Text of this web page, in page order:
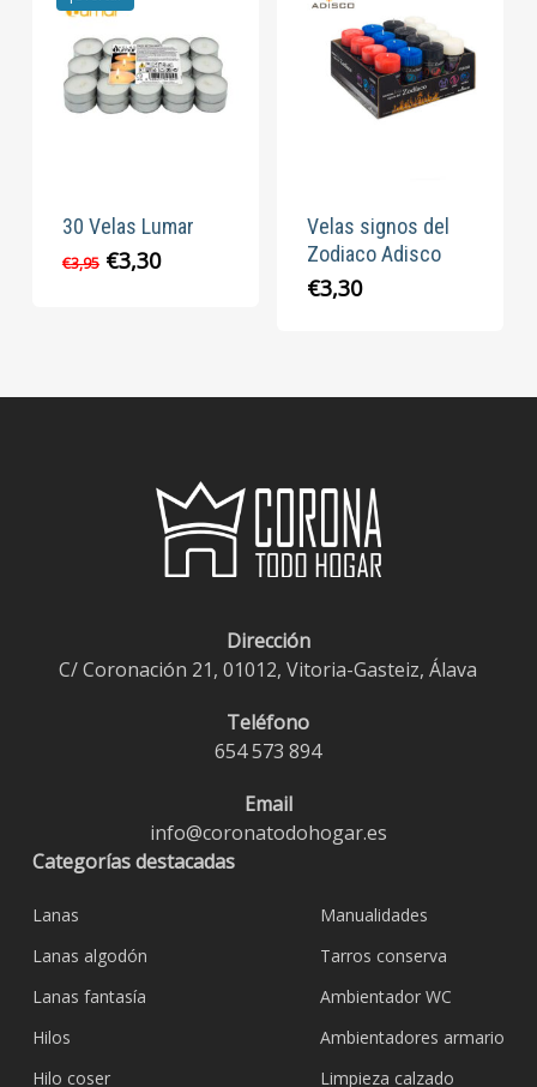
30 Velas Lumar
€3,95 El
€3,30El
Velas signos del
Zodiaco Adisco
€3,30
Dirección
C/ Coronación 21, 01012, Vitoria-Gasteiz, Álava
Teléfono
654 573 894
Email
info@coronatodohogar.es
Categorías destacadas
Lanas
Lanas algodón
Lanas fantasía
Hilos
Hilo coser
Manualidades
Tarros conserva
Ambientador WC
Ambientadores armario
Limpieza calzado